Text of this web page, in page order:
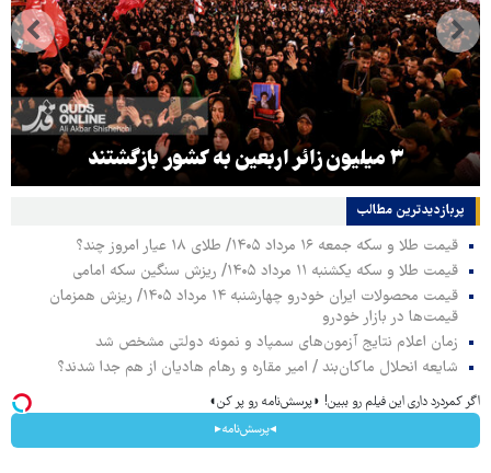
۳ میلیون زائر اربعین به کشور بازگشتند
پربازدیدترین‌ مطالب
قیمت طلا و سکه جمعه ۱۶ مرداد ۱۴۰۵/ طلای ۱۸ عیار امروز چند؟
قیمت طلا و سکه یکشنبه ۱۱ مرداد ۱۴۰۵/ ریزش سنگین سکه امامی
قیمت محصولات ایران خودرو چهارشنبه ۱۴ مرداد ۱۴۰۵/ ریزش همزمان
قیمت‌ها در بازار خودرو
زمان اعلام نتایج آزمون‌های سمپاد و نمونه دولتی مشخص شد
شایعه انحلال ماکان‌بند / امیر مقاره و رهام هادیان از هم جدا شدند؟
اگر کمردرد داری این فیلم رو ببین! ◗پرسش‌نامه رو پر کن◖
◂پرسش‌نامه▸